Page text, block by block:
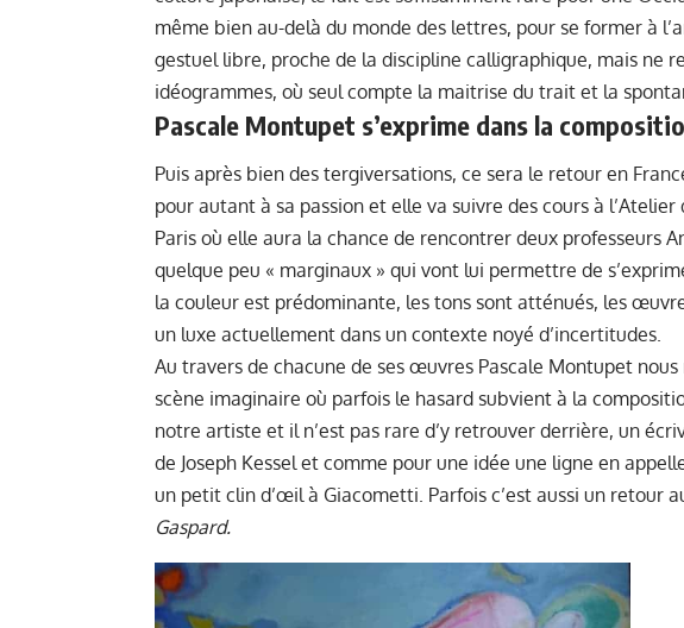
même bien au-delà du monde des lettres, pour se former à
gestuel libre, proche de la discipline calligraphique, mais ne
idéogrammes, où seul compte la maitrise du trait et la
Pascale Montupet s’exprime dans la
Puis après bien des tergiversations, ce sera le retour en
pour autant à sa passion et elle va suivre des cours à
Paris où elle aura la chance de rencontrer deux professeurs
quelque peu « marginaux » qui vont lui permettre de
la couleur est prédominante, les tons sont atténués, les
un luxe actuellement dans un contexte noyé d’incertitudes.
Au travers de chacune de ses œuvres Pascale Montupet
scène imaginaire où parfois le hasard subvient à la
notre artiste et il n’est pas rare d’y retrouver derrière, un
de Joseph Kessel et comme pour une idée une ligne en
un petit clin d’œil à Giacometti. Parfois c’est aussi un retour
Gaspard.